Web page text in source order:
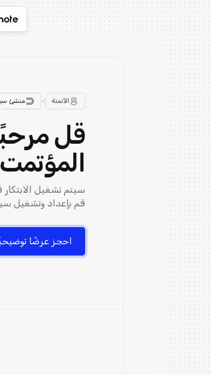
الأتمتة > منشئ
قل مرحبًا
سيتم تشغيل
قم بإعداد وتشغيل
احجز عرضًا